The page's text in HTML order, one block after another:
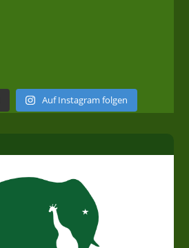
Auf Instagram folgen